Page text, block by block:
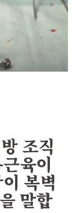
조직
육이
복벽
말합